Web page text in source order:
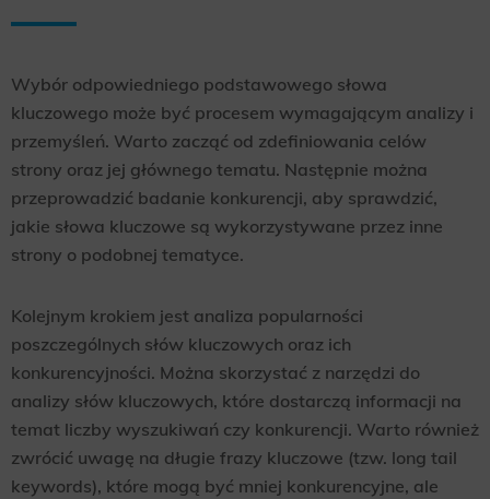
Wybór odpowiedniego podstawowego słowa
kluczowego może być procesem wymagającym analizy i
przemyśleń. Warto zacząć od zdefiniowania celów
strony oraz jej głównego tematu. Następnie można
przeprowadzić badanie konkurencji, aby sprawdzić,
jakie słowa kluczowe są wykorzystywane przez inne
strony o podobnej tematyce.
Kolejnym krokiem jest analiza popularności
poszczególnych słów kluczowych oraz ich
konkurencyjności. Można skorzystać z narzędzi do
analizy słów kluczowych, które dostarczą informacji na
temat liczby wyszukiwań czy konkurencji. Warto również
zwrócić uwagę na długie frazy kluczowe (tzw. long tail
keywords), które mogą być mniej konkurencyjne, ale